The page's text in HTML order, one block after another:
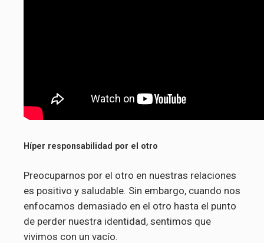
Híper responsabilidad por el otro
Preocuparnos por el otro en nuestras relaciones
es positivo y saludable. Sin embargo, cuando nos
enfocamos demasiado en el otro hasta el punto
de perder nuestra identidad, sentimos que
vivimos con un vacío.